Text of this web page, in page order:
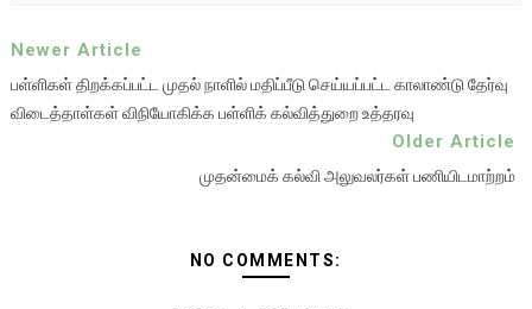
Newer Article
பள்ளிகள் திறக்கப்பட்ட முதல் நாளில் மதிப்பீடு செய்யப்பட்ட காலாண்டு தேர்வு
விடைத்தாள்கள் விநியோகிக்க பள்ளிக் கல்வித்துறை உத்தரவு
Older Article
முதன்மைக் கல்வி அலுவலர்கள் பணியிடமாற்றம்
NO COMMENTS: